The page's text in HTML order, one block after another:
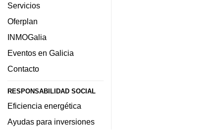
Servicios
Oferplan
INMOGalia
Eventos en Galicia
Contacto
RESPONSABILIDAD SOCIAL
Eficiencia energética
Ayudas para inversiones